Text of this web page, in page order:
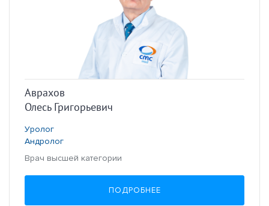
Аврахов
Олесь Григорьевич
Уролог
Андролог
Врач высшей категории
ПОДРОБНЕЕ